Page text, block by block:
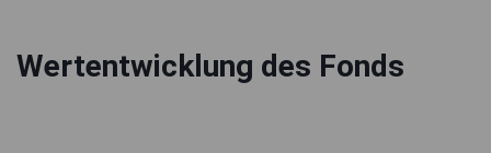
Wertentwicklung des Fonds